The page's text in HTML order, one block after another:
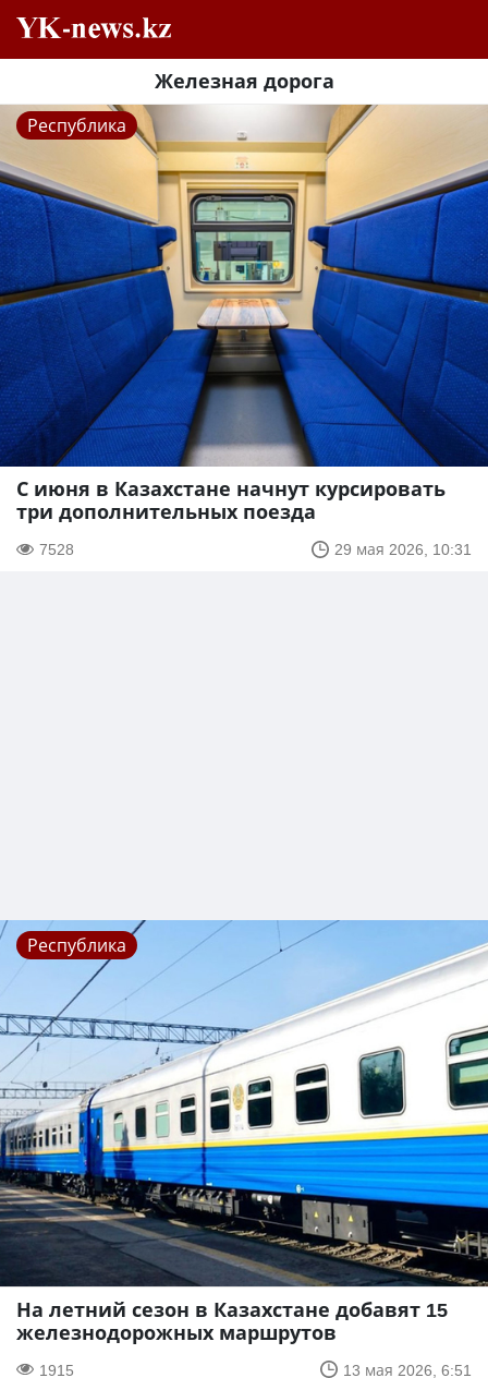
Железная дорога
Республика
С июня в Казахстане начнут курсировать
три дополнительных поезда
7528 29 мая 2026, 10:31
Республика
На летний сезон в Казахстане добавят 15
железнодорожных маршрутов
1915 13 мая 2026, 6:51